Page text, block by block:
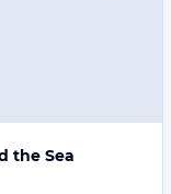
the Sea